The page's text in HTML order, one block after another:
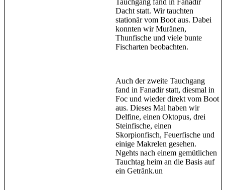
Tauchgang fand in Fanadir
Dacht statt. Wir tauchten
stationär vom Boot aus. Dabei
konnten wir Muränen,
Thunfische und viele bunte
Fischarten beobachten.
Auch der zweite Tauchgang
fand in Fanadir statt, diesmal in
Foc und wieder direkt vom Boot
aus. Dieses Mal haben wir
Delfine, einen Oktopus, drei
Steinfische, einen
Skorpionfisch, Feuerfische und
einige Makrelen gesehen.
Ngehts nach einem gemütlichen
Tauchtag heim an die Basis auf
ein Getränk.un